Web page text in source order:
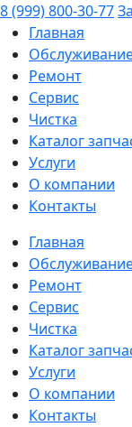
8 (999) 800-30-77
Главная
Ремонт
Сервис
Чистка
Каталог
Услуги
О компании
Контакты
Главная
Ремонт
Сервис
Чистка
Каталог
Услуги
О компании
Контакты